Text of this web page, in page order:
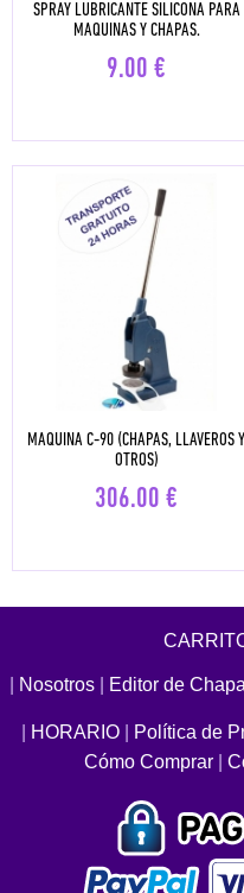
SPRAY LUBRICANTE SILICONA PARA
MAQUINAS Y CHAPAS.
9.00 €
MAQUINA C-90 (CHAPAS, LLAVEROS Y
OTROS)
306.00 €
Nosotros Editor de
HORARIO Política de
Cómo Comprar